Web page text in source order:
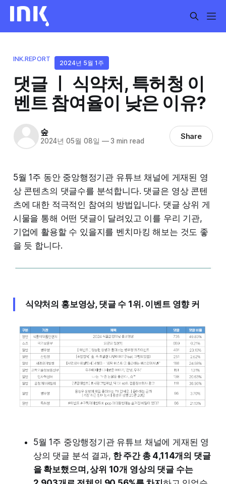
INK.REPORT
2024년 5월 1주
댓글 ㅣ 식약처, 특허청 이
벤트 참여율이 낮은 이유?
숲
2024년 05월 08일 —3 min read Share
5월 1주 동안 중앙행정기관 유튜브 채널에 게재된 영
상 콘텐츠의 댓글수를 분석합니다. 댓글은 영상 콘텐
츠에 대한 적극적인 참여의 방법입니다. 댓글 상위 게
시물을 통해 어떤 댓글이 달려있고 이를 우리 기관,
기업에 활용할 수 있을지를 벤치마킹 해보는 것도 좋
을 듯 합니다.
식약처의 홍보영상, 댓글 수 1위. 이벤트 영향 커
5월 1주 중앙행정기관 유튜브 채널에 게재된 영
상의 댓글 분석 결과, 한 주간 총 4,114개의 댓글
을 확보했으며, 상위 10개 영상의 댓글 수는